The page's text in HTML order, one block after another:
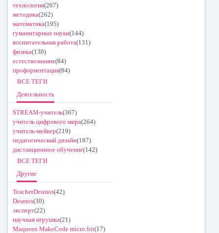
технология(267)
методика(262)
математика(195)
гуманитарные науки(144)
воспитательная работа(131)
физика(130)
естествознание(84)
профориентация(84)
ВСЕ ТЕГИ
Деятельность
STREAM-учитель(367)
учитель цифрового мира(264)
учитель-мейкер(219)
педагогический дизайн(187)
дистанционное обучение(142)
ВСЕ ТЕГИ
Другие
TeacherDesmos(42)
Desmos(30)
эксперт(22)
научная игрушка(21)
Maqueen MakeCode micro:bit(17)